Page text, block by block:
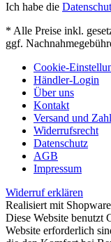
Ich habe die
* Alle Preise inkl.
ggf.
Cookie-
Händler-Login
Über uns
Kontakt
Versand und
Widerrufsrecht
Datenschutz
AGB
Impressum
Widerruf erklären
Realisiert mit Shopware
Diese Website benutzt
Website erforderlich